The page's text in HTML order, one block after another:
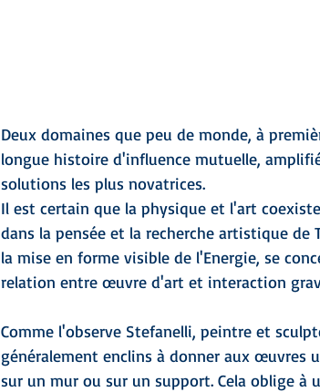
Deux domaines que peu de monde, à
longue histoire d'influence mutuelle,
solutions les plus novatrices.
Il est certain que la physique et l'art
dans la pensée et la recherche artistique
la mise en forme visible de l'Energie, se
relation entre œuvre d'art et interaction
Comme l'observe Stefanelli, peintre et
généralement enclins à donner aux œuvres
sur un mur ou sur un support. Cela oblige